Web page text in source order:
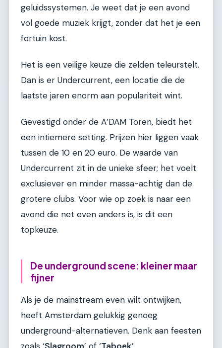
geluidssystemen. Je weet dat je een avond
vol goede muziek krijgt, zonder dat het je een
fortuin kost.
Het is een veilige keuze die zelden teleurstelt.
Dan is er Undercurrent, een locatie die de
laatste jaren enorm aan populariteit wint.
Gevestigd onder de A’DAM Toren, biedt het
een intiemere setting. Prijzen hier liggen vaak
tussen de 10 en 20 euro. De waarde van
Undercurrent zit in de unieke sfeer; het voelt
exclusiever en minder massa-achtig dan de
grotere clubs. Voor wie op zoek is naar een
avond die net even anders is, is dit een
topkeuze.
De underground scene: kleiner maar
fijner
Als je de mainstream even wilt ontwijken,
heeft Amsterdam gelukkig genoeg
underground-alternatieven. Denk aan feesten